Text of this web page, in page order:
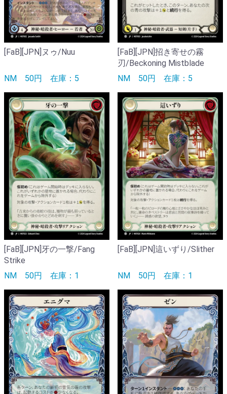
[FaB][JPN]ヌゥ/Nuu
NM 50円 在庫：5
[FaB][JPN]招き寄せの霧
刃/Beckoning Mistblade
NM 50円 在庫：5
[FaB][JPN]牙の一撃/Fang
Strike
NM 50円 在庫：1
[FaB][JPN]這いずり/Slither
NM 50円 在庫：1